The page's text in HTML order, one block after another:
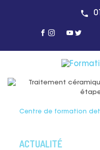
Centre de formation
ACTUALITÉ